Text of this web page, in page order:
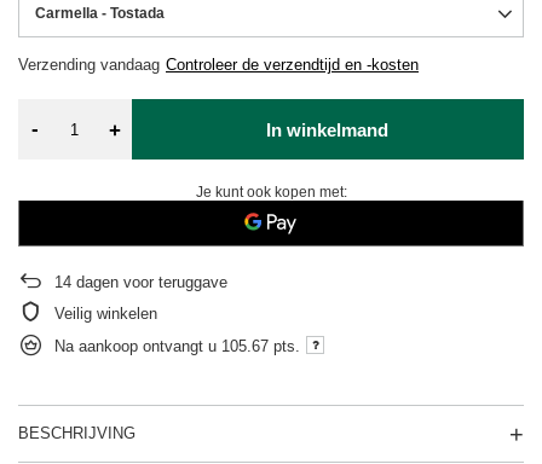
Carmella - Tostada
Verzending vandaag Controleer de verzendtijd en -kosten
- + In winkelmand
Je kunt ook kopen met:
14 dagen voor teruggave
Veilig winkelen
Na aankoop ontvangt u 105.67 pts.
BESCHRIJVING